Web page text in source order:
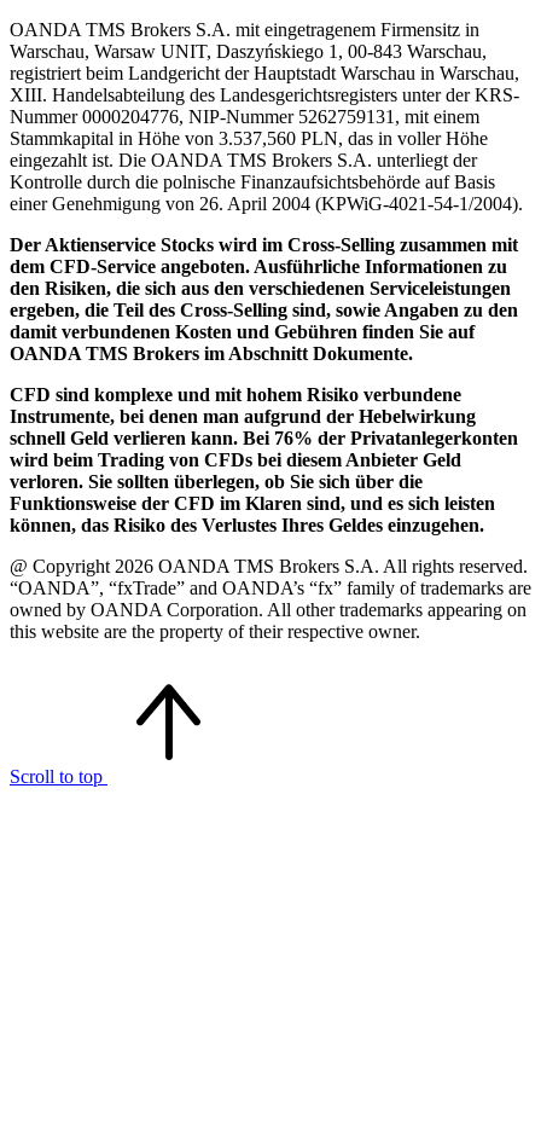
OANDA TMS Brokers S.A. mit eingetragenem Firmensitz in
Warschau, Warsaw UNIT, Daszyńskiego 1, 00-843 Warschau,
registriert beim Landgericht der Hauptstadt Warschau in Warschau,
XIII. Handelsabteilung des Landesgerichtsregisters unter der KRS-
Nummer 0000204776, NIP-Nummer 5262759131, mit einem
Stammkapital in Höhe von 3.537,560 PLN, das in voller Höhe
eingezahlt ist. Die OANDA TMS Brokers S.A. unterliegt der
Kontrolle durch die polnische Finanzaufsichtsbehörde auf Basis
einer Genehmigung von 26. April 2004 (KPWiG-4021-54-1/2004).
Der Aktienservice Stocks wird im Cross-Selling zusammen mit
dem CFD-Service angeboten. Ausführliche Informationen zu
den Risiken, die sich aus den verschiedenen Serviceleistungen
ergeben, die Teil des Cross-Selling sind, sowie Angaben zu den
damit verbundenen Kosten und Gebühren finden Sie auf
OANDA TMS Brokers im Abschnitt Dokumente.
CFD sind komplexe und mit hohem Risiko verbundene
Instrumente, bei denen man aufgrund der Hebelwirkung
schnell Geld verlieren kann. Bei 76% der Privatanlegerkonten
wird beim Trading von CFDs bei diesem Anbieter Geld
verloren. Sie sollten überlegen, ob Sie sich über die
Funktionsweise der CFD im Klaren sind, und es sich leisten
können, das Risiko des Verlustes Ihres Geldes einzugehen.
@ Copyright 2026 OANDA TMS Brokers S.A. All rights reserved.
“OANDA”, “fxTrade” and OANDA’s “fx” family of trademarks are
owned by OANDA Corporation. All other trademarks appearing on
this website are the property of their respective owner.
Scroll to top